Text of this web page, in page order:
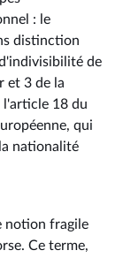
: le
distinction
de
et 3 de la
18 du
qui
nationalité
notion fragile
Ce terme,